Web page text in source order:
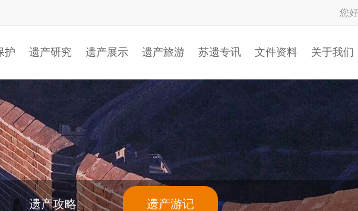
您
护 遗产研究 遗产展示 遗产旅游 苏遗专讯 文件资料 关于我们
遗产攻略 遗产游记